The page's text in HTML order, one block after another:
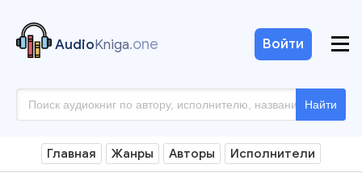
AudioKniga.one
Найти
Войти
Главная Жанры Авторы Исполнители